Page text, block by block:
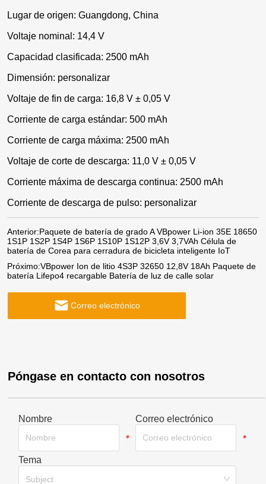
Lugar de origen: Guangdong, China
Voltaje nominal: 14,4 V
Capacidad clasificada: 2500 mAh
Dimensión: personalizar
Voltaje de fin de carga: 16,8 V ± 0,05 V
Corriente de carga estándar: 500 mAh
Corriente de carga máxima: 2500 mAh
Voltaje de corte de descarga: 11,0 V ± 0,05 V
Corriente máxima de descarga continua: 2500 mAh
Corriente de descarga de pulso: personalizar
Anterior:Paquete de batería de grado A VBpower Li-ion 35E 18650
1S1P 1S2P 1S4P 1S6P 1S10P 1S12P 3,6V 3,7VAh Célula de
batería de Corea para cerradura de bicicleta inteligente IoT
Próximo:VBpower Ion de litio 4S3P 32650 12,8V 18Ah Paquete de
batería Lifepo4 recargable Batería de luz de calle solar
Correo electrónico
Póngase en contacto con nosotros
Nombre
*
Correo electrónico
*
Tema
Subject